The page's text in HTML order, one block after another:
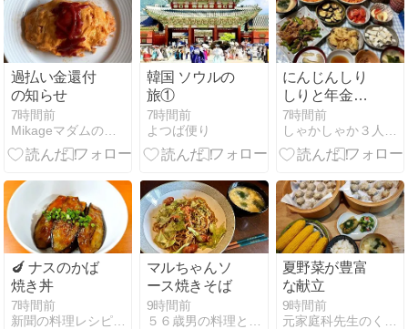
過払い金還付
の知らせ
7時間前
Mikageマダムの夕食レシピ
韓国 ソウルの
旅①
7時間前
よつば便り
にんじんしり
しりと年金事
務所
7時間前
🍆 ナスのかば
焼き丼
7時間前
新聞の料理レシピを作ってみる。
マルちゃんソ
ース焼きそば
9時間前
夏野菜が豊富
な献立
9時間前